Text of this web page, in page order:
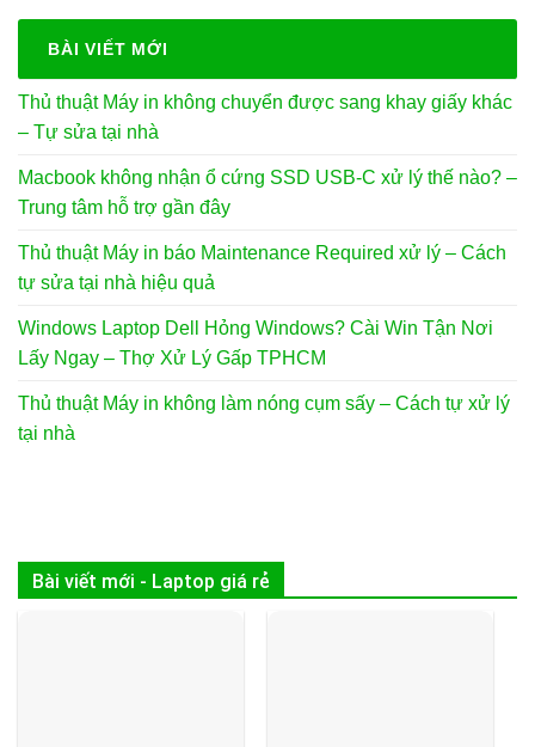
650.000₫.là:
BÀI VIẾT MỚI
Thủ thuật Máy in không chuyển được sang khay giấy khác
– Tự sửa tại nhà
Macbook không nhận ổ cứng SSD USB-C xử lý thế nào? –
Trung tâm hỗ trợ gần đây
Thủ thuật Máy in báo Maintenance Required xử lý – Cách
tự sửa tại nhà hiệu quả
Windows Laptop Dell Hỏng Windows? Cài Win Tận Nơi
Lấy Ngay – Thợ Xử Lý Gấp TPHCM
Thủ thuật Máy in không làm nóng cụm sấy – Cách tự xử lý
tại nhà
Bài viết mới - Laptop giá rẻ